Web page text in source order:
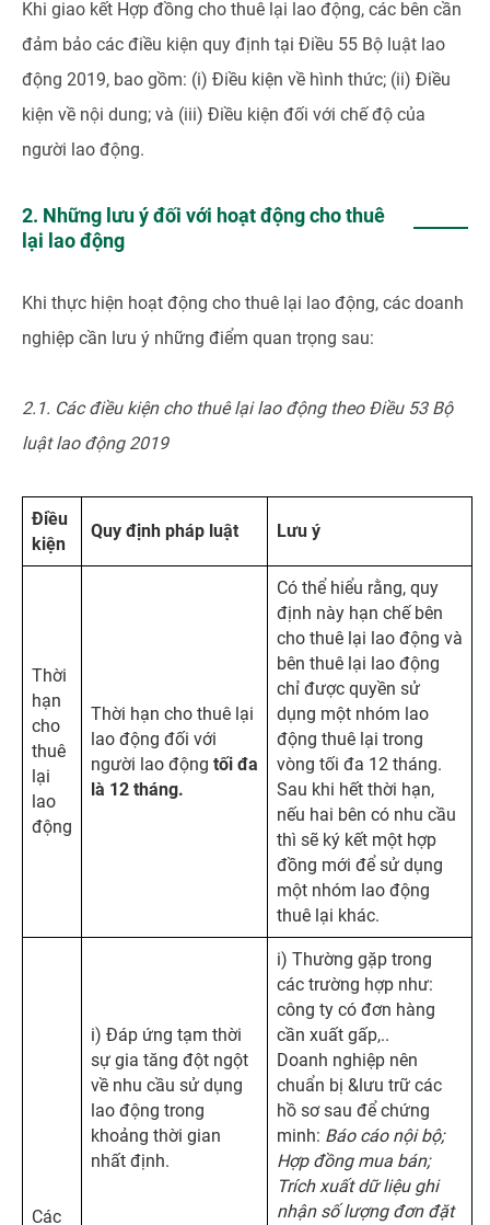
Khi giao kết Hợp đồng cho thuê lại lao động, các bên cần
đảm bảo các điều kiện quy định tại Điều 55 Bộ luật lao
động 2019, bao gồm: (i) Điều kiện về hình thức; (ii) Điều
kiện về nội dung; và (iii) Điều kiện đối với chế độ của
người lao động.
2. Những lưu ý đối với hoạt động cho thuê
lại lao động
Khi thực hiện hoạt động cho thuê lại lao động, các doanh
nghiệp cần lưu ý những điểm quan trọng sau:
2.1. Các điều kiện cho thuê lại lao động theo Điều 53 Bộ
luật lao động 2019
Điều
kiện
Quy định pháp l uật Lưu ý
Thời
hạn
cho
thuê
lại
lao
động
Thời hạn cho thuê lại
lao động đối với
người lao động tối đa
là 12 tháng.
Có thể hiểu rằng, quy
định này hạn chế bên
cho thuê lại lao động và
bên thuê lại lao động
chỉ được quyền sử
dụng một nhóm lao
động thuê lại trong
vòng tối đa 12 tháng.
Sau khi hết thời hạn,
nếu hai bên có nhu cầu
thì sẽ ký kết một hợp
đồng mới để sử dụng
một nhóm lao động
thuê lại khác.
Các
i) Đáp ứng tạm thời
sự gia tăng đột ngột
về nhu cầu sử dụng
lao động trong
khoảng thời gian
nhất định.
i) Thường gặp trong
các trường hợp như:
công ty có đơn hàng
cần xuất gấp,..
Doanh nghiệp nên
chuẩn bị &lưu trữ các
hồ sơ sau để chứng
minh: Báo cáo nội bộ;
Hợp đồng mua bán;
Trích xuất dữ liệu ghi
nhận số lượng đơn đặt